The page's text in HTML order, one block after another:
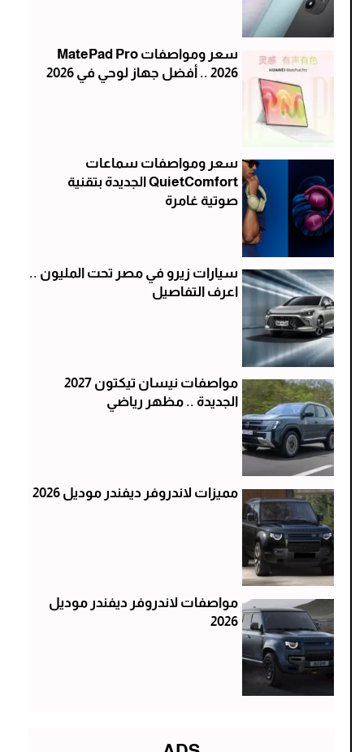
سعر ومواصفات MatePad Pro
2026 .. أفضل جهاز لوحي في 2026
سعر ومواصفات سماعات
QuietComfort الجديدة بتقنية
صوتية غامرة
سيارات زيرو في مصر تحت المليون ..
اعرف التفاصيل
مواصفات نيسان تيكتون 2027
الجديدة .. مظهر رياضي
مميزات لاندروفر ديفندر موديل 2026
مواصفات لاندروفر ديفندر موديل
2026